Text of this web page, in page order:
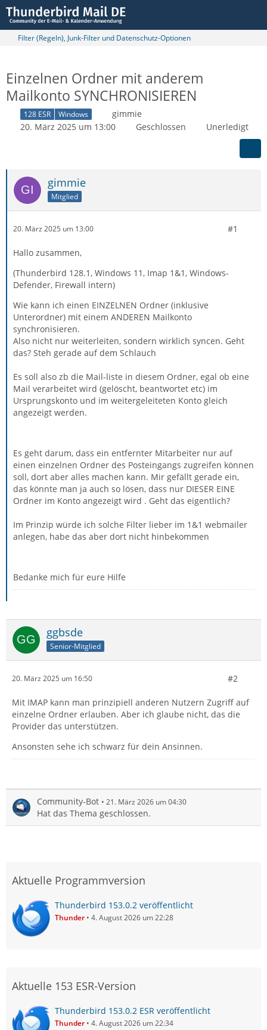
Filter (Regeln), Junk-Filter und Datenschutz-Optionen
Einzelnen Ordner mit anderem
Mailkonto SYNCHRONISIEREN
128 ESR Windows
gimmie
20. März 2025 um 13:00
Geschlossen Unerledigt
gimmie
Mitglied
20. März 2025 um 13:00 #1
Hallo zusammen,
(Thunderbird 128.1, Windows 11, Imap 1&1, Windows-
Defender, Firewall intern)
Wie kann ich einen EINZELNEN Ordner (inklusive
Unterordner) mit einem ANDEREN Mailkonto
synchronisieren.
Also nicht nur weiterleiten, sondern wirklich syncen. Geht
das? Steh gerade auf dem Schlauch
Es soll also zb die Mail-liste in diesem Ordner, egal ob eine
Mail verarbeitet wird (gelöscht, beantwortet etc) im
Ursprungskonto und im weitergeleiteten Konto gleich
angezeigt werden.
Es geht darum, dass ein entfernter Mitarbeiter nur auf
einen einzelnen Ordner des Posteingangs zugreifen können
soll, dort aber alles machen kann. Mir gefällt gerade ein,
das könnte man ja auch so lösen, dass nur DIESER EINE
Ordner im Konto angezeigt wird . Geht das eigentlich?
Im Prinzip würde ich solche Filter lieber im 1&1 webmailer
anlegen, habe das aber dort nicht hinbekommen
Bedanke mich für eure Hilfe
ggbsde
Senior-Mitglied
20. März 2025 um 16:50 #2
Mit IMAP kann man prinzipiell anderen Nutzern Zugriff auf
einzelne Ordner erlauben. Aber ich glaube nicht, das die
Provider das unterstützen.
Ansonsten sehe ich schwarz für dein Ansinnen.
Community-Bot 21. März 2026 um 04:30
Hat das Thema geschlossen.
Aktuelle Programmversion
Thunderbird 153.0.2 veröffentlicht
Thunder 4. August 2026 um 22:28
Aktuelle 153 ESR-Version
Thunderbird 153.0.2 ESR veröffentlicht
Thunder 4. August 2026 um 22:34